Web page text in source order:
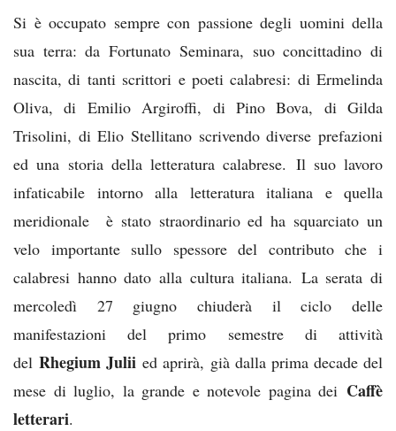
Si è occupato sempre con passione degli uomini della
sua terra: da Fortunato Seminara, suo concittadino di
nascita, di tanti scrittori e poeti calabresi: di Ermelinda
Oliva, di Emilio Argiroffi, di Pino Bova, di Gilda
Trisolini, di Elio Stellitano scrivendo diverse prefazioni
ed una storia della letteratura calabrese. Il suo lavoro
infaticabile intorno alla letteratura italiana e quella
meridionale è stato straordinario ed ha squarciato un
velo importante sullo spessore del contributo che i
calabresi hanno dato alla cultura italiana. La serata di
mercoledì 27 giugno chiuderà il ciclo delle
manifestazioni del primo semestre di attività
delRhegium Julii ed aprirà, già dalla prima decade del
mese di luglio, la grande e notevole pagina dei Caffè
letterari.